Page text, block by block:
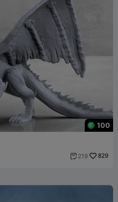
100
 219 829